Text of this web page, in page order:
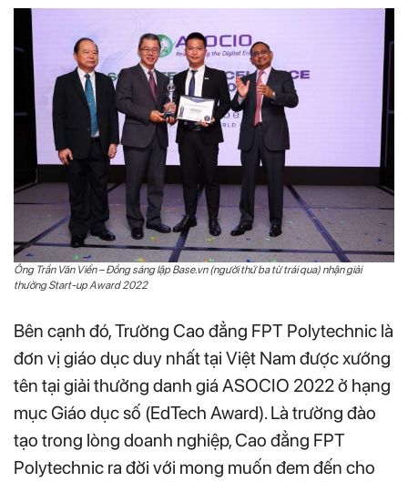
Ông Trần Văn Viển – Đồng sáng lập Base.vn (người thứ ba từ trái qua) nhận giải
thưởng Start-up Award 2022
Bên cạnh đó, Trường Cao đẳng FPT Polytechnic là
đơn vị giáo dục duy nhất tại Việt Nam được xướng
tên tại giải thưởng danh giá ASOCIO 2022 ở hạng
mục Giáo dục số (EdTech Award). Là trường đào
tạo trong lòng doanh nghiệp, Cao đẳng FPT
Polytechnic ra đời với mong muốn đem đến cho